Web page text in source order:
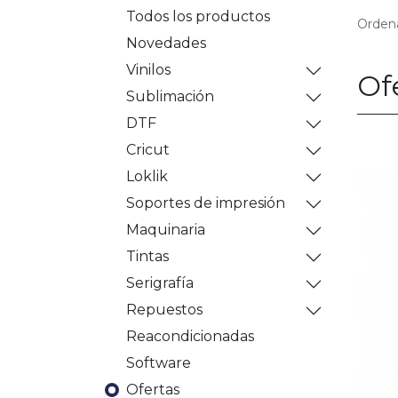
Todos los productos
Novedades
Vinilos
Sublimación
DTF
Cricut
Loklik
Soportes de impresión
Maquinaria
Tintas
Serigrafía
Repuestos
Reacondicionadas
Software
Ofertas